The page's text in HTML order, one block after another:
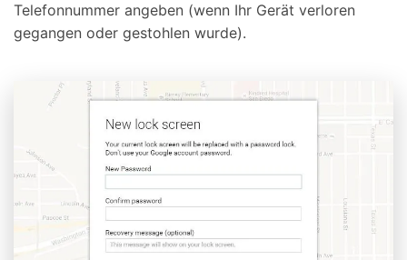
Telefonnummer angeben (wenn Ihr Gerät verloren
gegangen oder gestohlen wurde).